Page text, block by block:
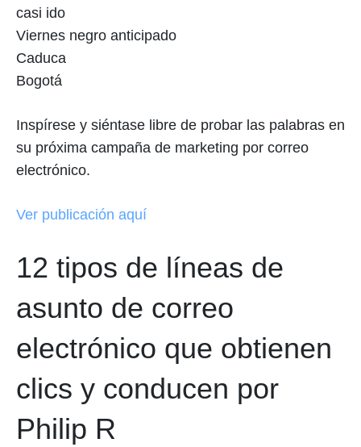
casi ido
Viernes negro anticipado
Caduca
Bogotá
Inspírese y siéntase libre de probar las palabras en
su próxima campaña de marketing por correo
electrónico.
Ver publicación aquí
12 tipos de líneas de
asunto de correo
electrónico que obtienen
clics y conducen por
Philip R